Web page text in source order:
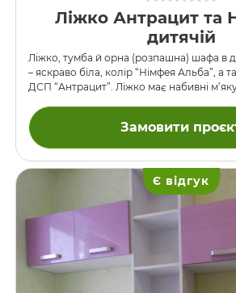
Ліжко Антрацит та
дитячій
Ліжко, тумба й орна (розпашна) шафа в
– яскраво біла, колір “Німфея Альба”, а
ДСП “Антрацит”. Ліжко має набивні
Замовити
Є відгук